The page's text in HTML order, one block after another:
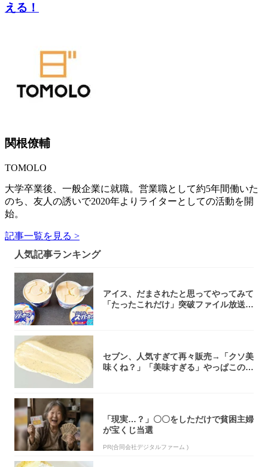
える！
関根僚輔
TOMOLO
大学卒業後、一般企業に就職。営業職として約5年間働いた
のち、友人の誘いで2020年よりライターとしての活動を開
始。
記事一覧を見る >
人気記事ランキング
アイス、だまされたと思ってやってみて
「たったこれだけ」突破ファイル放送で
セブン、人気すぎて再々販売→「クソ美
味くね？」「美味すぎる」やっぱこのク
「現実…？」〇〇をしただけで貧困主婦
が宝くじ当選
PR(合同会社デジタルファーム )